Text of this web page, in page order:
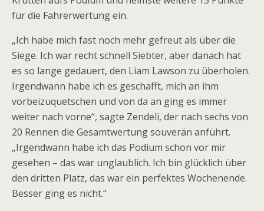
für die Fahrerwertung ein.
„Ich habe mich fast noch mehr gefreut als über die
Siege. Ich war recht schnell Siebter, aber danach hat
es so lange gedauert, den Liam Lawson zu überholen.
Irgendwann habe ich es geschafft, mich an ihm
vorbeizuquetschen und von da an ging es immer
weiter nach vorne“, sagte Zendeli, der nach sechs von
20 Rennen die Gesamtwertung souverän anführt.
„Irgendwann habe ich das Podium schon vor mir
gesehen – das war unglaublich. Ich bin glücklich über
den dritten Platz, das war ein perfektes Wochenende.
Besser ging es nicht.“